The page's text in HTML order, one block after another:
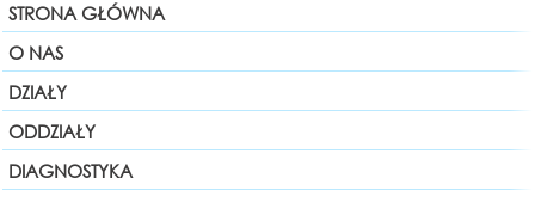
STRONA GŁÓWNA
O NAS
DZIAŁY
ODDZIAŁY
DIAGNOSTYKA